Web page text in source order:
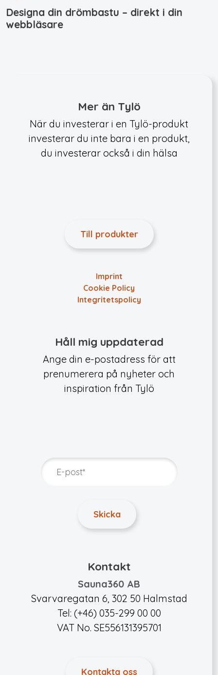
Designa din drömbastu – direkt i din
webbläsare
Mer än Tylö
När du investerar i en Tylö-produkt
investerar du inte bara i en produkt,
du investerar också i din hälsa
Till produkter
Imprint
Cookie Policy
Integritets­policy
Håll mig uppdaterad
Ange din e-postadress för att
prenumerera på nyheter och
inspiration från Tylö
Kontakt
Sauna360 AB
Svarvaregatan 6, 302 50 Halmstad
Tel: (+46) 035-299 00 00
VAT No. SE556131395701
Kontakta oss